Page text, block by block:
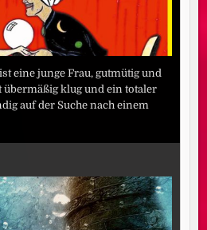
eine junge Frau, gutmütig und
übermäßig klug und ein totaler
auf der Suche nach einem